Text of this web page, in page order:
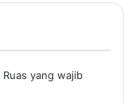
Ruas yang wajib